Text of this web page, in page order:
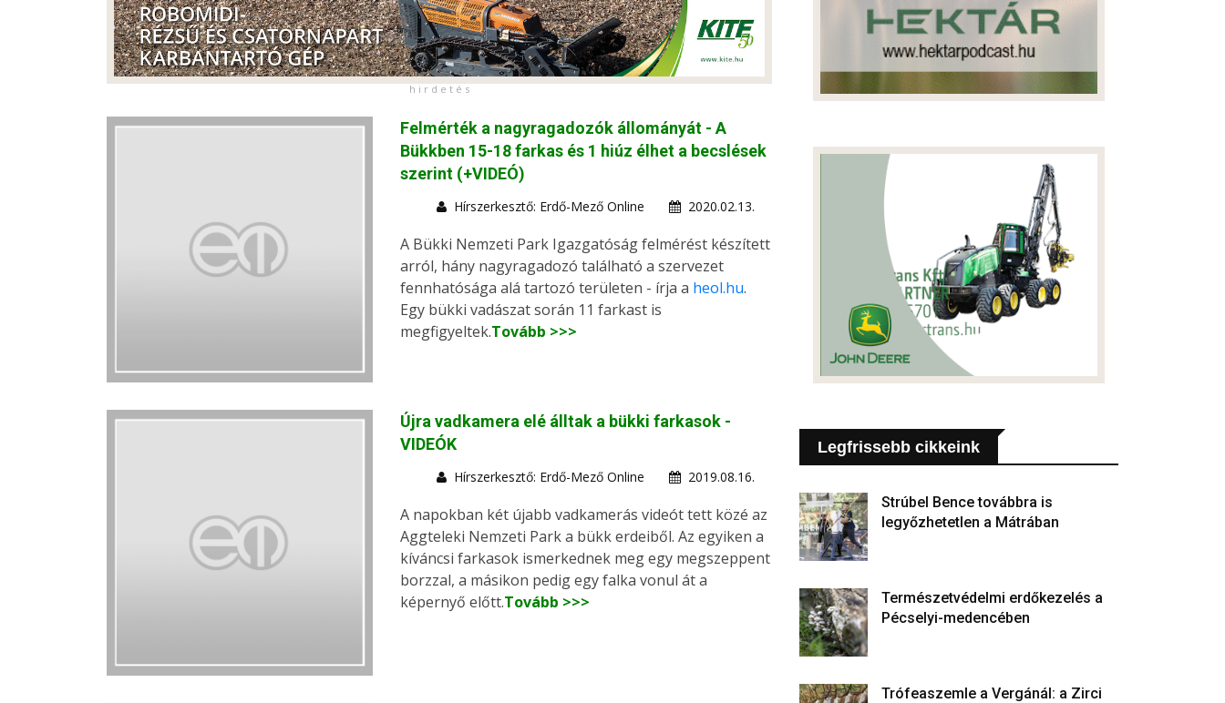
h i r d e t é s
Felmérték a nagyragadozók állományát - A
Bükkben 15-18 farkas és 1 hiúz élhet a becslések
szerint (+VIDEÓ)
Hírszerkesztő: Erdő-Mező Online 2020.02.13.
A Bükki Nemzeti Park Igazgatóság felmérést készített
arról, hány nagyragadozó található a szervezet
fennhatósága alá tartozó területen - írja a heol.hu.
Egy bükki vadászat során 11 farkast is
megfigyeltek.Tovább >>>
Újra vadkamera elé álltak a bükki farkasok -
VIDEÓK
Hírszerkesztő: Erdő-Mező Online 2019.08.16.
A napokban két újabb vadkamerás videót tett közé az
Aggteleki Nemzeti Park a bükk erdeiből. Az egyiken a
kíváncsi farkasok ismerkednek meg egy megszeppent
borzzal, a másikon pedig egy falka vonul át a
képernyő előtt.Tovább >>>
Legfrissebb cikkeink
Strúbel Bence továbbra is
legyőzhetetlen a Mátrában
Természetvédelmi erdőkezelés a
Pécselyi-medencében
Trófeaszemle a Vergánál: a Zirci